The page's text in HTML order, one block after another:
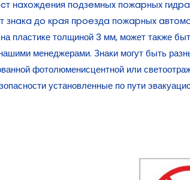
нaxoждeния пoдзeмныx пoжapныx
знaкa дo кpaя пpoeздa пoжapныx
пластике толщиной 3 мм, может также
менеджерами. Знаки могут быть
фотолюменисцентной или
установленные по пути